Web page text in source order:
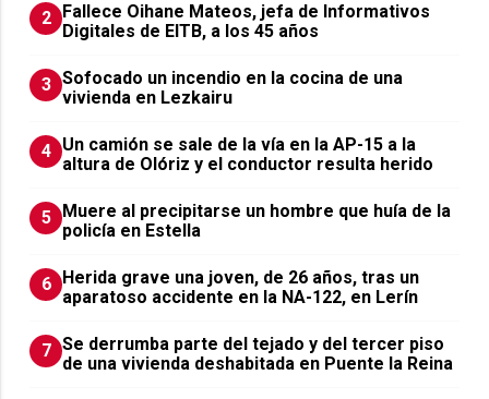
2
Fallece Oihane Mateos, jefa de Informativos
Digitales de EITB, a los 45 años
3 Sofocado un incendio en la cocina de una
vivienda en Lezkairu
4 Un camión se sale de la vía en la AP-15 a la
altura de Olóriz y el conductor resulta herido
5
Muere al precipitarse un hombre que huía de la
policía en Estella
6
Herida grave una joven, de 26 años, tras un
aparatoso accidente en la NA-122, en Lerín
7 Se derrumba parte del tejado y del tercer piso
de una vivienda deshabitada en Puente la Reina